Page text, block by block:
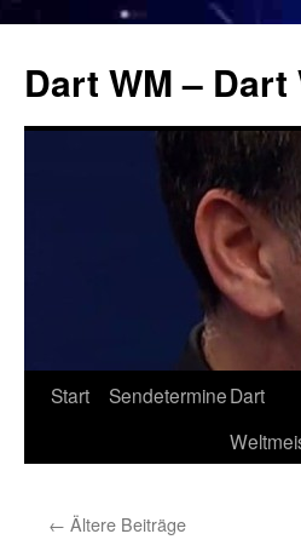
springen
Dart WM –
Start SendetermineDart
← Ältere Beiträge